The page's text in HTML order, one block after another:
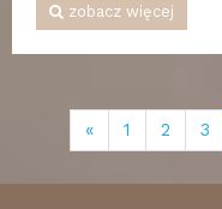
zobacz więcej
« 1 2 3